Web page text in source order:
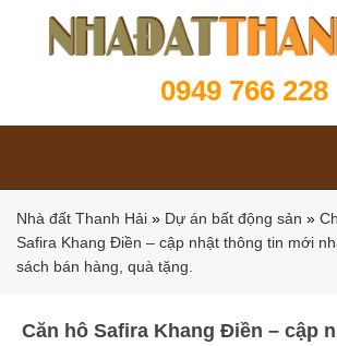
0949 766 228
Nhà đất Thanh Hải » Dự án bất động sản »
Safira Khang Điền – cập nhật thông tin mới
sách bán hàng, quà tặng.
Căn hô Safira Khang Điền – cập